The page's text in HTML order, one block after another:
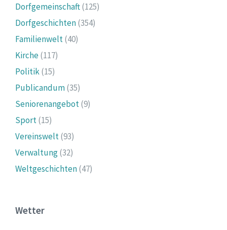
Dorfgemeinschaft(125)
Dorfgeschichten(354)
Familienwelt(40)
Kirche(117)
Politik(15)
Publicandum(35)
Seniorenangebot(9)
Sport(15)
Vereinswelt(93)
Verwaltung(32)
Weltgeschichten(47)
Wetter